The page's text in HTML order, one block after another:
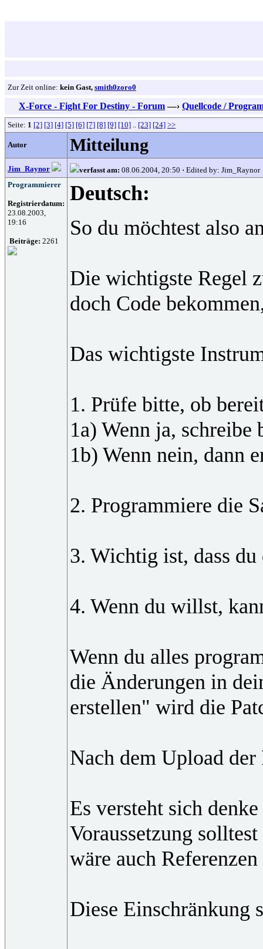
Zur Zeit online: kein Gast, smith0zoro0
X-Force - Fight For Destiny - Forum —› Quellcode /
Seite: 1 [2] [3] [4] [5] [6] [7] [8] [9] [10] .. [23] [24] >>
Autor Mitteilung
Jim_Raynor verfasst am: 08.06.2004, 20:50 · Edited by: Jim_Raynor
Programmierer
Registrierdatum:
23.08.2003,
19:16
Beiträge: 2261
Deutsch:
So du möchtest also
Die wichtigste Regel
doch Code
Das wichtigste
1. Prüfe bitte, ob
1a) Wenn ja,
1b) Wenn nein, dann
2. Programmiere die
3. Wichtig ist, dass
4. Wenn du willst,
Wenn du alles
die Änderungen in
erstellen" wird die
Nach dem Upload
Es versteht sich
Voraussetzung
wäre auch
Diese Einschränkung